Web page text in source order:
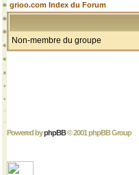
grioo.com Index du Forum
Non-membre du groupe
Powered byphpBB© 2001 phpBB Group